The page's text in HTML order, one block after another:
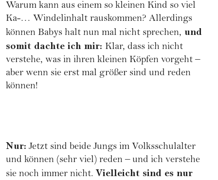
Warum kann aus einem so kleinen Kind so viel
Ka-… Windelinhalt rauskommen? Allerdings
können Babys halt nun mal nicht sprechen, und
somit dachte ich mir: Klar, dass ich nicht
verstehe, was in ihren kleinen Köpfen vorgeht –
aber wenn sie erst mal größer sind und reden
können!
Nur: Jetzt sind beide Jungs im Volksschulalter
und können (sehr viel) reden – und ich verstehe
sie noch immer nicht. Vielleicht sind es nur